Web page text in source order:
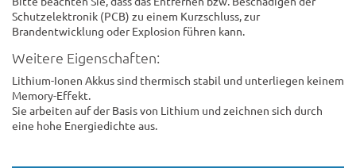
Schutzelektronik (PCB) zu einem Kurzschluss, zur
Brandentwicklung oder Explosion führen kann.
Weitere Eigenschaften:
Lithium-Ionen Akkus sind thermisch stabil und unterliegen keinem
Memory-Effekt.
Sie arbeiten auf der Basis von Lithium und zeichnen sich durch
eine hohe Energiedichte aus.